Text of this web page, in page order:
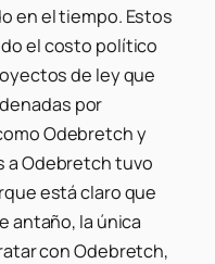
en el tiempo. Estos
el costo político
de ley que
por
Odebretch y
a Odebretch tuvo
está claro que
antaño, la única
con Odebretch,